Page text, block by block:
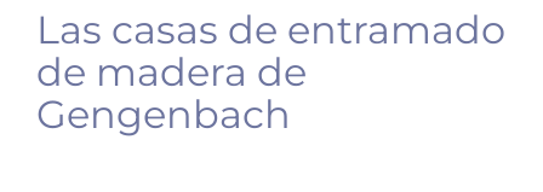
Las casas de entramado
de madera de
Gengenbach